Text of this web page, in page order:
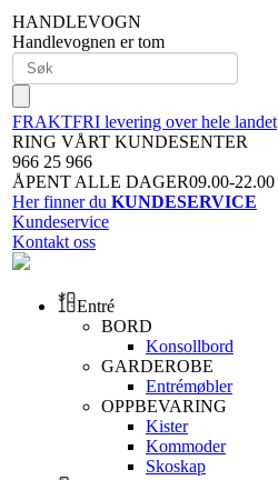
HANDLEVOGN
Handlevognen er tom
FRAKTFRI levering over hele landet
RING VÅRT KUNDESENTER
966 25 966
ÅPENT ALLE DAGER09.00-22.00
Her finner du KUNDESERVICE
Kundeservice
Kontakt oss
Entré
BORD
Konsollbord
GARDEROBE
Entrémøbler
OPPBEVARING
Kister
Kommoder
Skoskap